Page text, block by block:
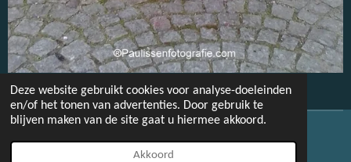
Deze website gebruikt cookies voor analyse-doeleinden
en/of het tonen van advertenties. Door gebruik te
blijven maken van de site gaat u hiermee akkoord.
Akkoord